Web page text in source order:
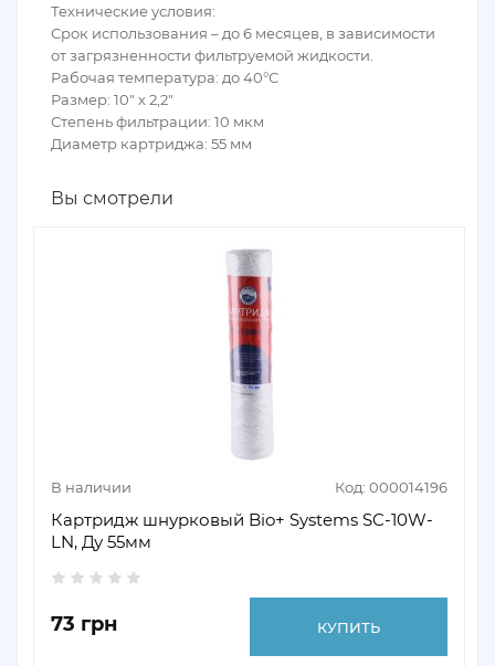
Технические условия:
Срок использования – до 6 месяцев, в зависимости
от загрязненности фильтруемой жидкости.
Рабочая температура: до 40°С
Размер: 10" х 2,2"
Степень фильтрации: 10 мкм
Диаметр картриджа: 55 мм
Вы смотрели
В наличии Код: 000014196
Картридж шнурковый Bio+ Systems SC-10W-
LN, Ду 55мм
73 грн КУПИТЬ